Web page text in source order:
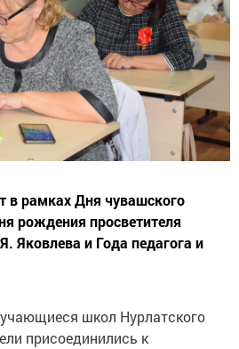
в рамках Дня чувашского
рождения просветителя
Яковлева и Года педагога и
школ Нурлатского
присоединились к